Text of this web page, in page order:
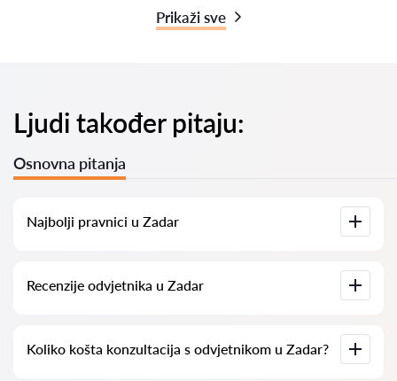
Prikaži sve
Ljudi također pitaju:
Osnovna pitanja
Najbolji pravnici u Zadar
informacijama. Cijene, recenzije, telefonski brojevi i adrese.
Recenzije odvjetnika u Zadar
odvjetnicima. Ne brišemo negativne recenzije niti postoji
mogućnost njihovog lažnog povećavanja.
Koliko košta konzultacija s odvjetnikom u Zadar?